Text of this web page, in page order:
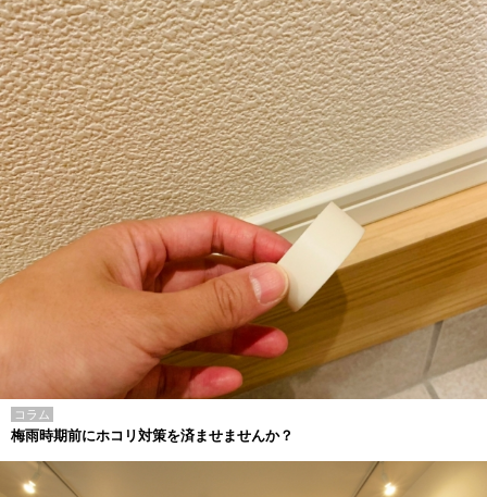
コラム
梅雨時期前にホコリ対策を済ませませんか？